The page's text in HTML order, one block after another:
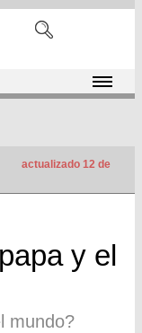
actualizado 12 de
y el
mundo?